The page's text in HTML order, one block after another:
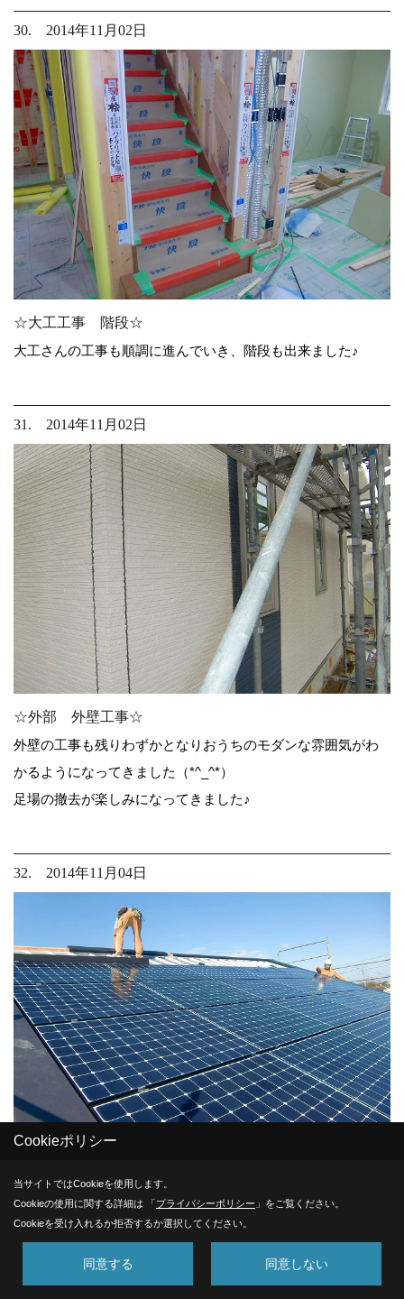
30. 2014年11月02日
☆大工工事 階段☆
大工さんの工事も順調に進んでいき、階段も出来ました♪
31. 2014年11月02日
☆外部 外壁工事☆
外壁の工事も残りわずかとなりおうちのモダンな雰囲気がわ
かるようになってきました（*^_^*）
足場の撤去が楽しみになってきました♪
32. 2014年11月04日
待ちにまった太陽光を設置しました♪
1枚当たり327Wの大容量のパネルです（*^_^*）
たくさん発電しますように♪
Cookieポリシー
当サイトではCookieを使用します。
Cookieの使用に関する詳細は 「プライバシーポリシー 」をご覧ください。
Cookieを受け入れるか拒否するか選択してください。
同意する 同意しない